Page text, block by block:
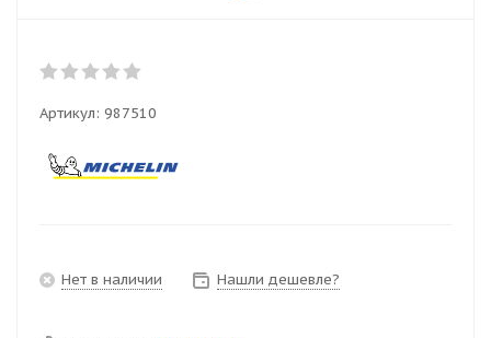
Артикул: 987510
Нет в наличии Нашли дешевле?